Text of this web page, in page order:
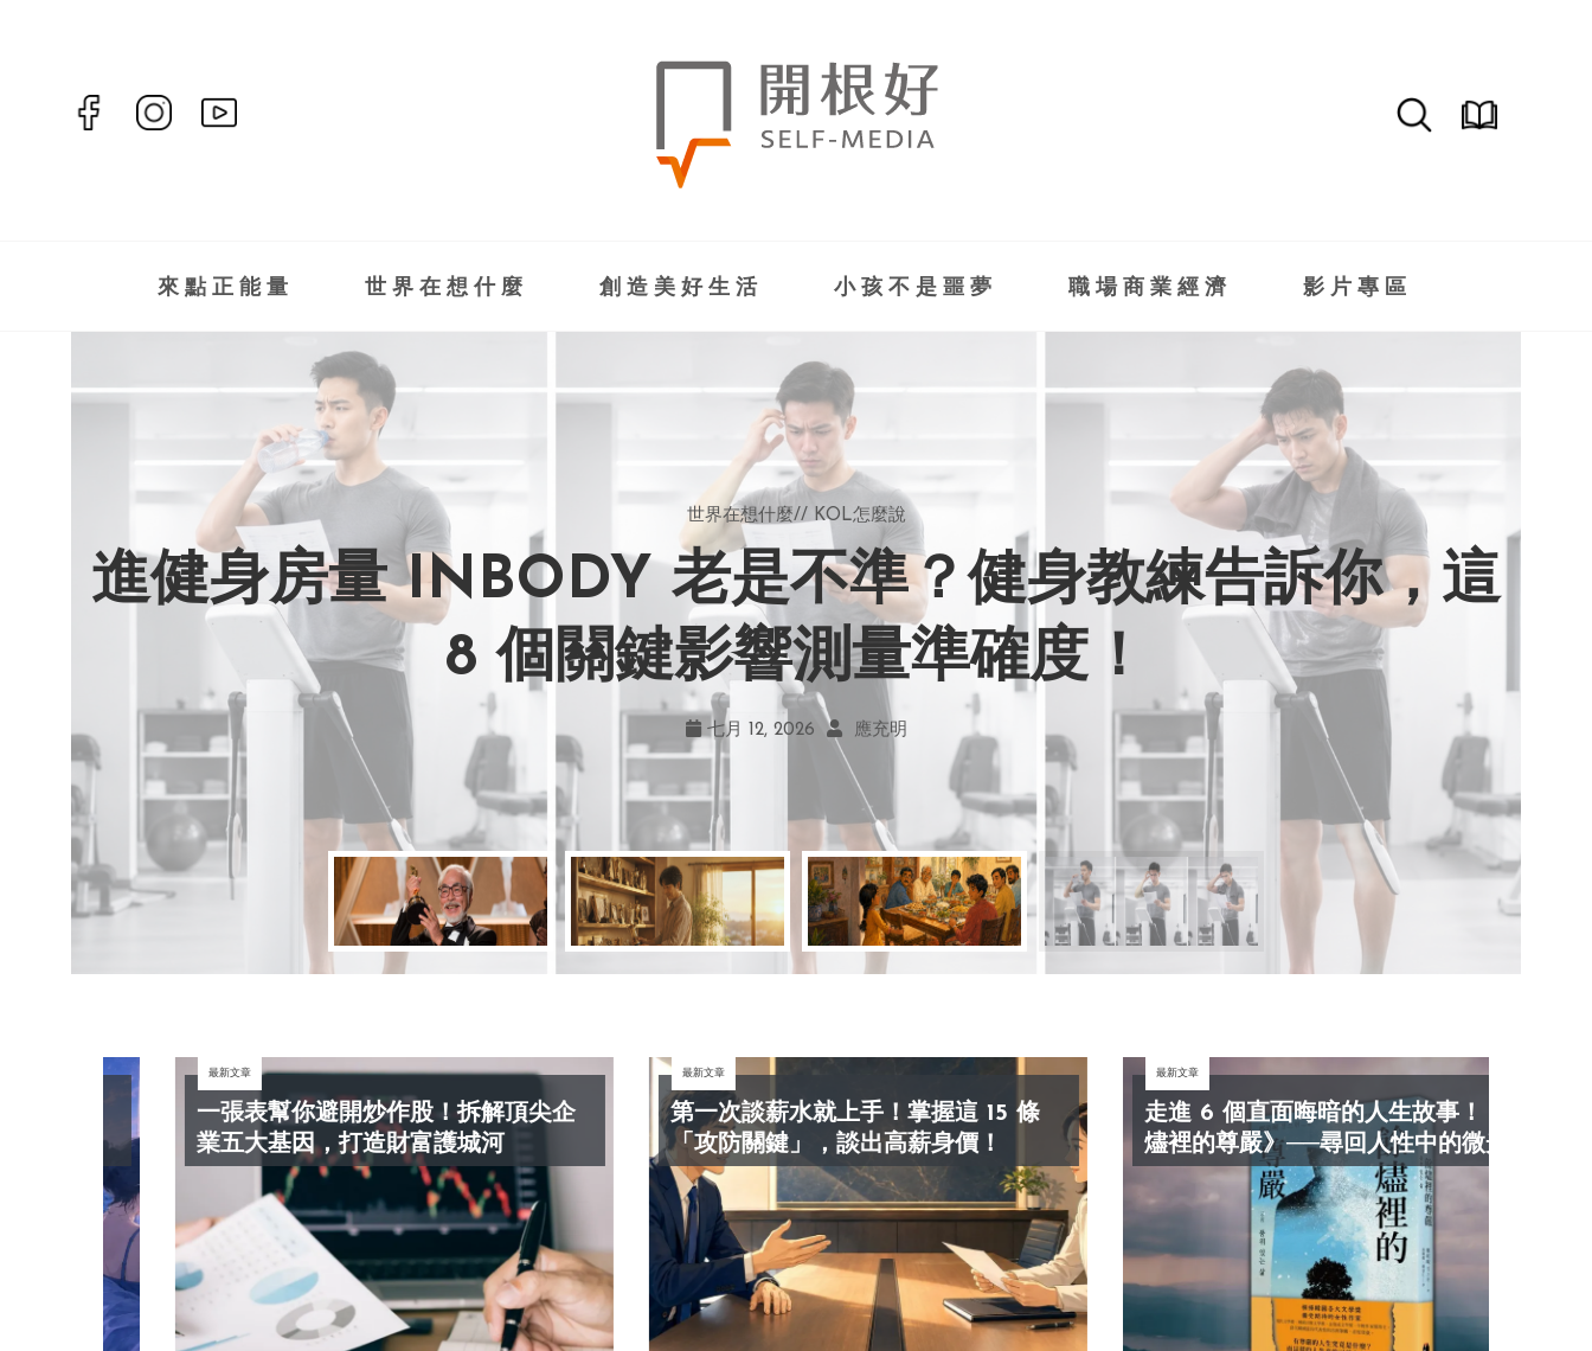
來點正能量 世界在想什麼 創造美好生活 小孩不是噩夢 職場商業經濟 影片專區
世界在想什麼//地球村發生的事
AI 複製吉卜力畫風引爭議！宮崎駿用七年證明：人腦
創作仍無可取代
七月 19, 2026 菲利浦．科特勒
來點正能量//與自己和解
別讓過去的榮耀嘲笑現在！學會捨棄獎盃，活出當下
的真實幸福
七月 17, 2026 亞瑟．布魯克斯
來點正能量// 女力至上
改變不用驚天動地！《米娜家的星期六》看小女孩如
何勇敢跨出第一步
七月 22, 2026 不正田心
世界在想什麼// KOL怎麼說
進健身房量 INBODY 老是不準？健身教練告訴你，這
8 個關鍵影響測量準確度！
七月 12, 2026 應充明
一張表幫你避開炒作股！拆解頂尖企
業五大基因，打造財富護城河
第一次談薪水就上手！掌握這 15 條
「攻防關鍵」，談出高薪身價！
走進 6 個直面晦暗的人生故事！《餘
燼裡的尊嚴》──尋回人性中的微光！